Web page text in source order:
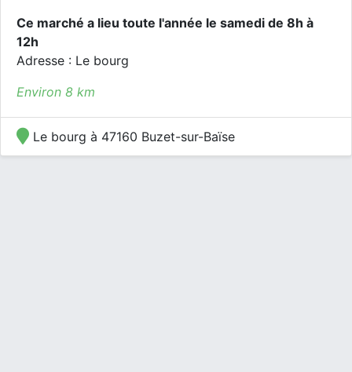
Ce marché a lieu toute l'année le samedi de 8h à
12h
Adresse : Le bourg
Environ 8 km
Le bourg à 47160 Buzet-sur-Baïse